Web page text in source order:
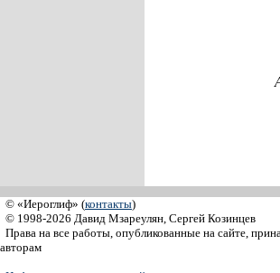
© «Иероглиф» (контакты)
© 1998-2026 Давид Мзареулян, Сергей Козинцев
Права на все работы, опубликованные на сайте,
авторам